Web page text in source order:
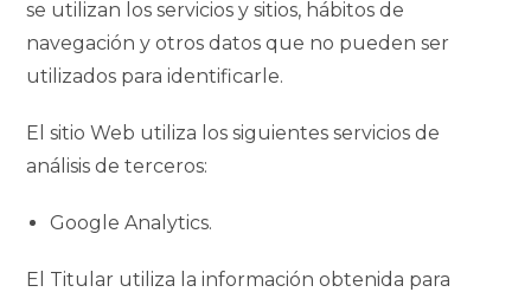
se utilizan los servicios y sitios, hábitos de
navegación y otros datos que no pueden ser
utilizados para identificarle.
El sitio Web utiliza los siguientes servicios de
análisis de terceros:
Google Analytics.
El Titular utiliza la información obtenida para